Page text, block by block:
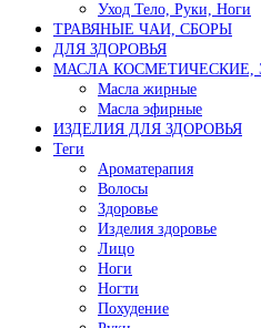
Уход Тело, Руки, Ноги
ТРАВЯНЫЕ ЧАИ, СБОРЫ
ДЛЯ ЗДОРОВЬЯ
МАСЛА КОСМЕТИЧЕСКИЕ,
Масла жирные
Масла эфирные
ИЗДЕЛИЯ ДЛЯ ЗДОРОВЬЯ
Теги
Ароматерапия
Волосы
Здоровье
Изделия здоровье
Лицо
Ноги
Ногти
Похудение